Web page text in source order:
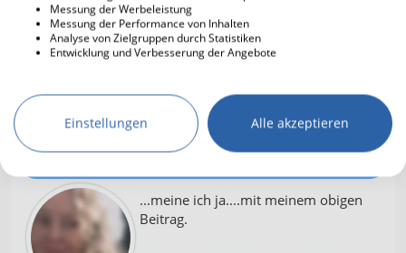
Man muss nicht alles schreiben was
man denkt, oder einfach zuerst mal
persönlich anschreiben.
von Nöten, sonst gibt es immer
gleich einen Streit/Unfrieden.
...meine ich ja....mit meinem obigen
Beitrag.
Messung der Werbeleistung
Messung der Performance von Inhalten
Analyse von Zielgruppen durch Statistiken
Entwicklung und Verbesserung der Angebote
Einstellungen Alle akzeptieren